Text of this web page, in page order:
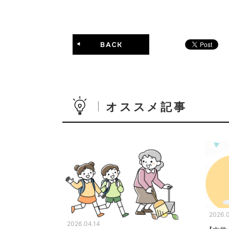
オススメ記事
2026.04.14